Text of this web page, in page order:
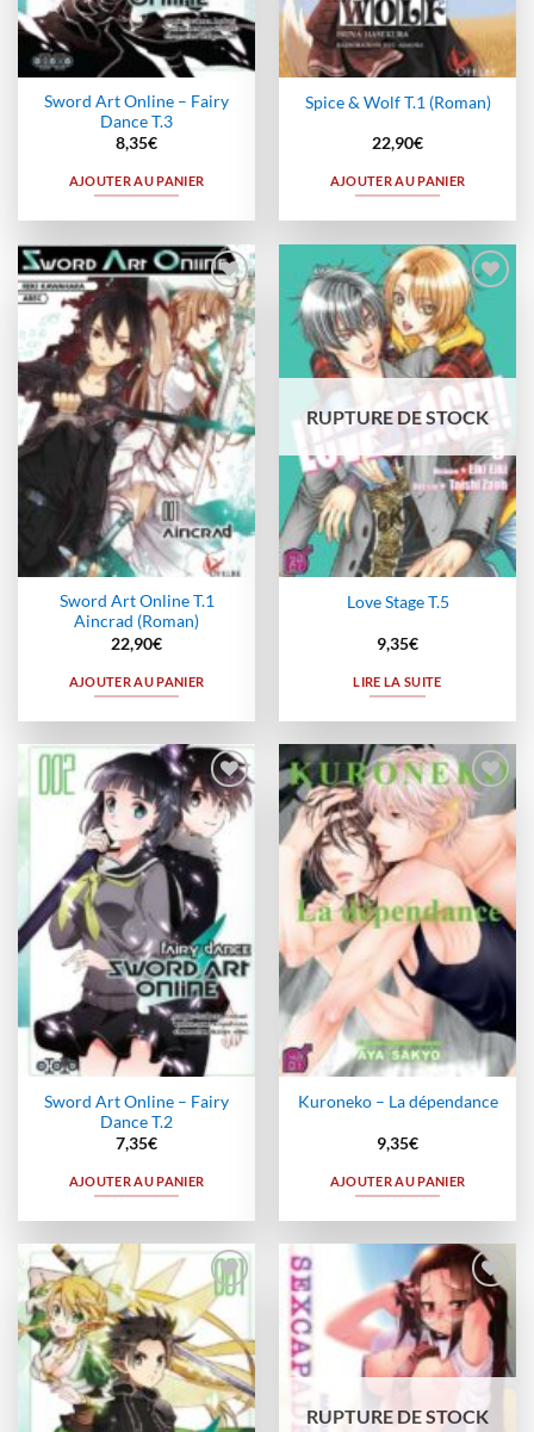
Sword Art Online – Fairy
Dance T.3
8,35€
AJOUTER AU PANIER
Spice & Wolf T.1 (Roman)
22,90€
AJOUTER AU PANIER
Ajouter
à la
wishlist
Sword Art Online T.1
Aincrad (Roman)
22,90€
AJOUTER AU PANIER
Ajouter
à la
wishlist
RUPTURE DE STOCK
Love Stage T.5
9,35€
LIRE LA SUITE
Ajouter
à la
wishlist
Sword Art Online – Fairy
Dance T.2
7,35€
AJOUTER AU PANIER
Ajouter
à la
wishlist
Kuroneko – La dépendance
9,35€
AJOUTER AU PANIER
Ajouter
à la
wishlist
Ajouter
à la
wishlist
RUPTURE DE STOCK